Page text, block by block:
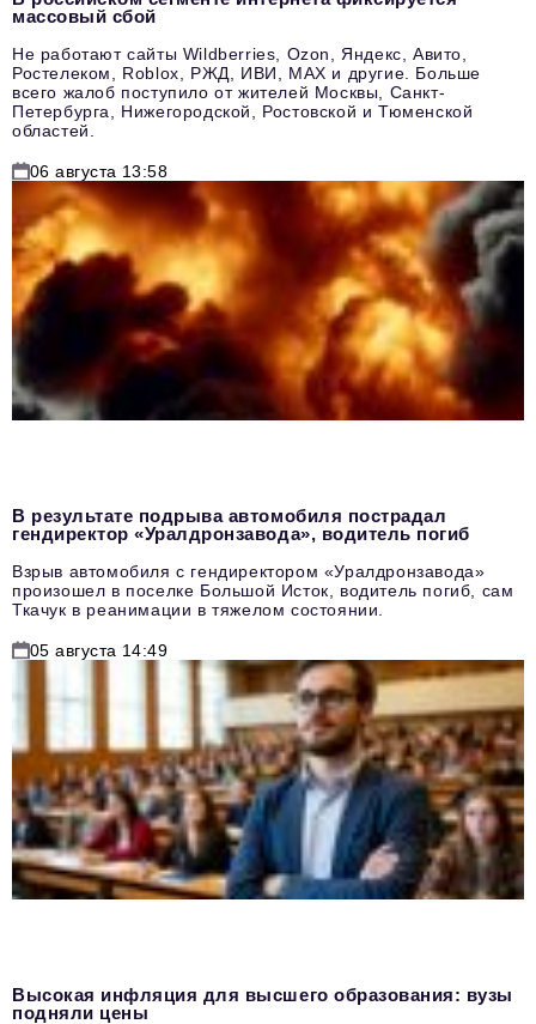
массовый сбой
Не работают сайты Wildberries, Ozon, Яндекс, Авито,
Ростелеком, Roblox, РЖД, ИВИ, MAX и другие. Больше
всего жалоб поступило от жителей Москвы, Санкт-
Петербурга, Нижегородской, Ростовской и Тюменской
областей.
06 августа 13:58
В результате подрыва автомобиля пострадал
гендиректор «Уралдронзавода», водитель погиб
Взрыв автомобиля с гендиректором «Уралдронзавода»
произошел в поселке Большой Исток, водитель погиб, сам
Ткачук в реанимации в тяжелом состоянии.
05 августа 14:49
Высокая инфляция для высшего образования: вузы
подняли цены